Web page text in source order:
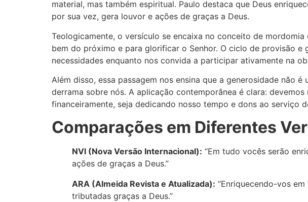
material, mas também espiritual. Paulo destaca que Deus
por sua vez, gera louvor e ações de graças a Deus.
Teologicamente, o versículo se encaixa no conceito de
bem do próximo e para glorificar o Senhor. O ciclo de provisão
necessidades enquanto nos convida a participar ativamente na
Além disso, essa passagem nos ensina que a generosidade não
derrama sobre nós. A aplicação contemporânea é clara:
financeiramente, seja dedicando nosso tempo e dons ao serviço
Comparações em Diferentes
NVI (Nova Versão Internacional): “Em tudo vocês serão
ações de graças a Deus.”
ARA (Almeida Revista e Atualizada): “Enriquecendo-vos
tributadas graças a Deus.”